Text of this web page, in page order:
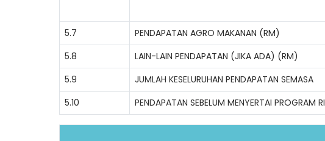
5.7 PENDAPATAN AGRO MAKANAN (RM)
5.8
LAIN-LAIN PENDAPATAN (JIKA ADA) (RM)
5.9
JUMLAH KESELURUHAN PENDAPATAN SEMASA
5.10
PENDAPATAN SEBELUM MENYERTAI PROGRAM